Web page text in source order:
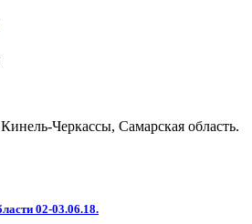
Черкассы, Самарская область.
02-03.06.18.